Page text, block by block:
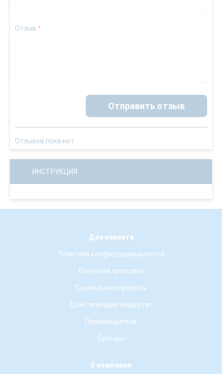
Отзыв *
Отправить отзыв
Отзывов пока нет
ИНСТРУКЦИЯ
Для клиента
Политика конфиденциальности
Бонусная програма
Социальные проекты
Действующее вещество
Производители
Бренды
О компании